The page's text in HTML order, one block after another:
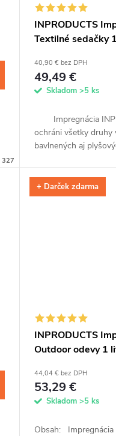
327
INPRODUCTS
Textilné sedačky
40,90 € bez DPH
49,49 €
Skladom >5 ks
Impregnácia
ochráni všetky druhy
bavlnených aj
+ Darček zdarma
INPRODUCTS
Outdoor odevy 1
44,04 € bez DPH
53,29 €
Skladom >5 ks
Obsah: Impregnácia